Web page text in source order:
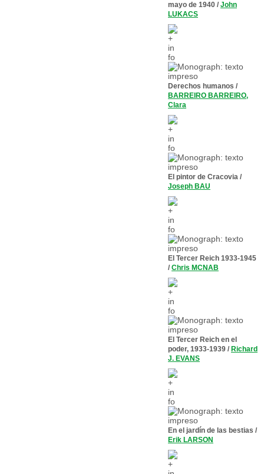
mayo de 1940 / John
LUKACS
Derechos humanos /
BARREIRO BARREIRO,
Clara
El pintor de Cracovia /
Joseph BAU
El Tercer Reich 1933-1945
/ Chris MCNAB
El Tercer Reich en el
poder, 1933-1939 / Richard
J. EVANS
En el jardín de las bestias /
Erik LARSON